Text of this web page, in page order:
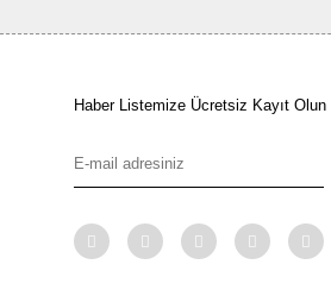
Haber Listemize Ücretsiz Kayıt Olun